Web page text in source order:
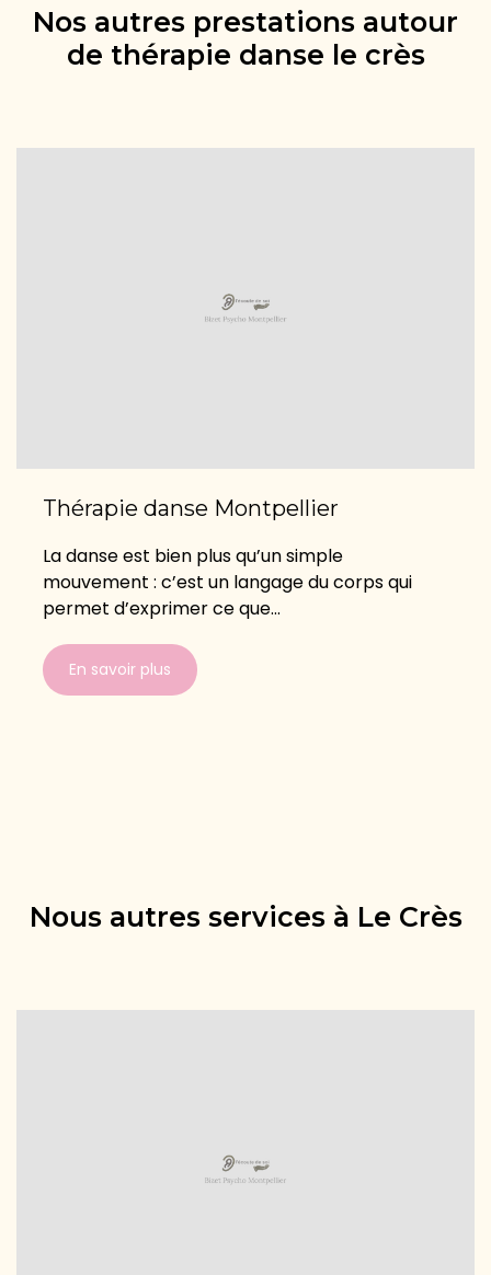
Nos autres prestations autour
de thérapie danse le crès
Thérapie danse Montpellier
La danse est bien plus qu’un simple
mouvement : c’est un langage du corps qui
permet d’exprimer ce que...
En savoir plus
Nous autres services à Le Crès